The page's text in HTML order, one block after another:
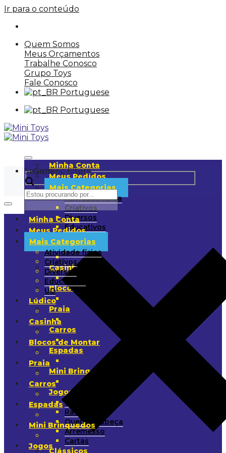
Ir para o conteúdo
Quem Somos
Meus Orçamentos
Trabalhe Conosco
Grupo Toys
Fale Conosco
Portuguese
Portuguese
Minha Conta
Meus Pedidos
Mais Categorias
Atividade física
Criativos
Diversos
Educativos
Lúdico
Casinha
Blocos de Montar
Praia
Carros
Espadas
Mini Brinquedos
Jogos
Tabuleiro
Raciocínio
Quebra-Cabeça
Arremesso
Cartas
Clássicos
Search
Generic filters
Minha Conta
Meus Pedidos
Mais Categorias
Atividade física
Criativos
Diversos
Educativos
UD
Lúdico
Casinha
Blocos de Montar
Praia
Carros
Espadas
Mini Brinquedos
Jogos